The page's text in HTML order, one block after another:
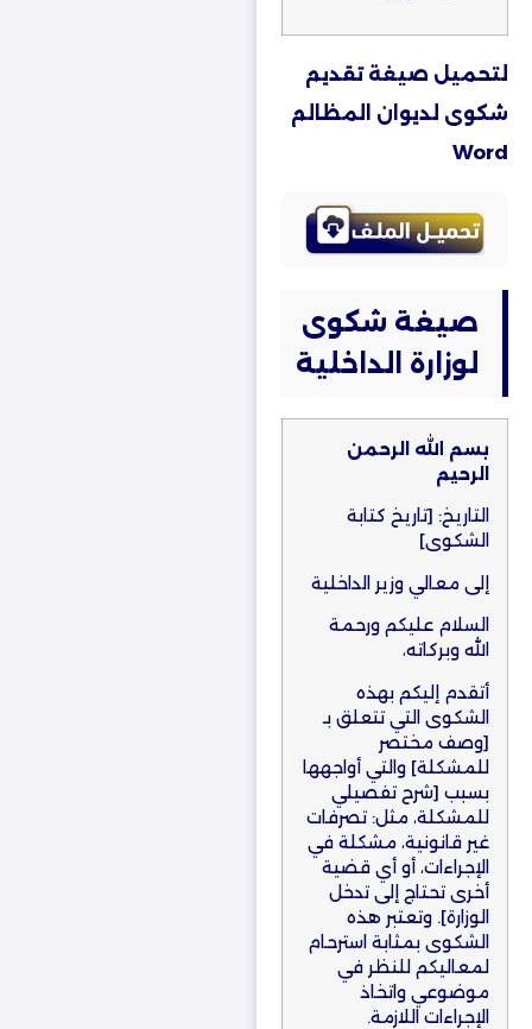
لتحميل صيغة تقديم
شكوى لديوان المظالم
Word
صيغة شكوى
لوزارة الداخلية
بسم الله الرحمن
الرحيم
التاريخ: [تاريخ كتابة
الشكوى]
إلى معالي وزير الداخلية
السلام عليكم ورحمة
الله وبركاته،
أتقدم إليكم بهذه
الشكوى التي تتعلق بـ
[وصف مختصر
للمشكلة] والتي أواجهها
بسبب [شرح تفصيلي
للمشكلة، مثل: تصرفات
غير قانونية، مشكلة في
الإجراءات، أو أي قضية
أخرى تحتاج إلى تدخل
الوزارة]. وتعتبر هذه
الشكوى بمثابة استرحام
لمعاليكم للنظر في
موضوعي واتخاذ
الإجراءات اللازمة.